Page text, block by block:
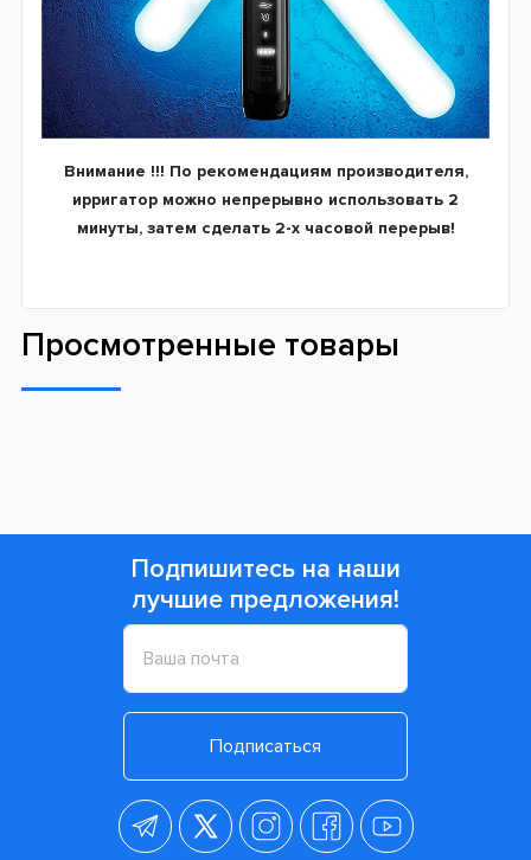
Внимание !!! По рекомендациям производителя,
ирригатор можно непрерывно использовать 2
минуты, затем сделать 2-х часовой перерыв!
Просмотренные товары
Подпишитесь на наши
лучшие предложения!
Подписаться